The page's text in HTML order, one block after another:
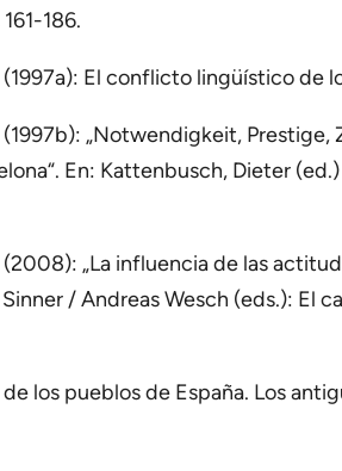
186.
El conflicto lingüístico de
„Notwendigkeit,
En: Kattenbusch, Dieter
„La influencia de las
/ Andreas Wesch (eds.):
los pueblos de España. Los